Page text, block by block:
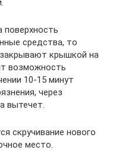
средства, то
крышкой на
возможность
10-15 минут
через
вытечет.
скручивание нового
место.